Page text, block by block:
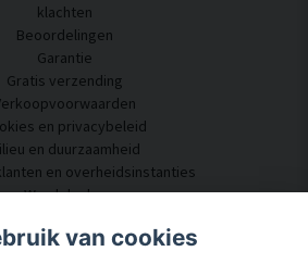
klachten
Beoordelingen
Garantie
Gratis verzending
en privacybeleid
en duurzaamheid
en overheidsinstanties
Word dealer
Klantenservicevan cookies